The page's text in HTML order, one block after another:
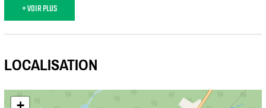
+ VOIR PLUS
LOCALISATION